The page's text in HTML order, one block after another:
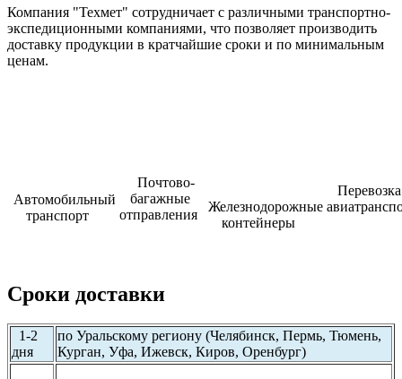
Компания "Техмет" сотрудничает с различными транспортно-
экспедиционными компаниями, что позволяет производить
доставку продукции в кратчайшие сроки и по минимальным
ценам.
Автомобильный
транспорт
Почтово-
багажные
отправления
Железнодорожные
контейнеры
Перевозка
Сроки доставки
1-2
дня
по Уральскому региону (Челябинск, Пермь, Тюмень,
Курган, Уфа, Ижевск, Киров, Оренбург)